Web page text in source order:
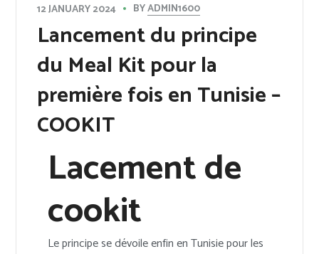
12 JANUARY 2024 BYADMIN1600
Lancement du principe
du Meal Kit pour la
première fois en Tunisie –
COOKIT
Lacement de
cookit
Le principe se dévoile enfin en Tunisie pour les